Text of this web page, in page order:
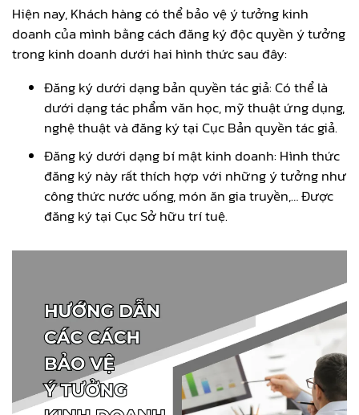
Hiện nay, Khách hàng có thể bảo vệ ý tưởng kinh
doanh của mình bằng cách đăng ký độc quyền ý tưởng
trong kinh doanh dưới hai hình thức sau đây:
Đăng ký dưới dạng bản quyền tác giả: Có thể là
dưới dạng tác phẩm văn học, mỹ thuật ứng dụng,
nghệ thuật và đăng ký tại Cục Bản quyền tác giả.
Đăng ký dưới dạng bí mật kinh doanh: Hình thức
đăng ký này rất thích hợp với những ý tưởng như
công thức nước uống, món ăn gia truyền,… Được
đăng ký tại Cục Sở hữu trí tuệ.